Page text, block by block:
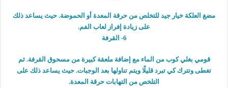
مضغ العلكة خيار جيد للتخلص من حرقة المعدة أو الحموضة. حيث يساعد ذلك
على زيادة إفراز لعاب الفم.
6- القرفة
قومي بغلي كوب من الماء مع إضافة ملعقة كبيرة من مسحوق القرفة. ثم
تغطى وتترك كي تبرد قليلًا ويتم تناولها بعد الوجبات. حيث يساعد ذلك على
التلخص من التهابات حرقة المعدة.